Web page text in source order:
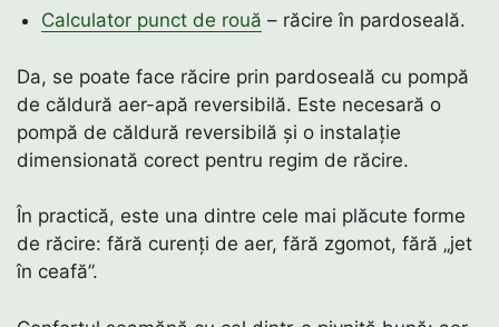
Calculator punct de rouă – răcire în pardoseală.
Da, se poate face răcire prin pardoseală cu pompă
de căldură aer-apă reversibilă. Este necesară o
pompă de căldură reversibilă și o instalație
dimensionată corect pentru regim de răcire.
În practică, este una dintre cele mai plăcute forme
de răcire: fără curenți de aer, fără zgomot, fără „jet
în ceafă”.